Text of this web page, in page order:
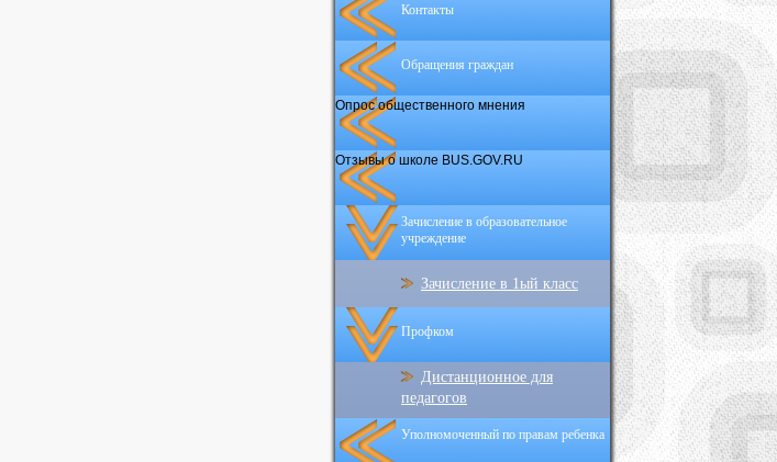
Контакты
Обращения граждан
Опрос общественного мнения
Отзывы о школе BUS.GOV.RU
Зачисление в образовательное
учреждение
Зачисление в 1ый класс
Профком
Дистанционное для
педагогов
Уполномоченный по правам ребенка